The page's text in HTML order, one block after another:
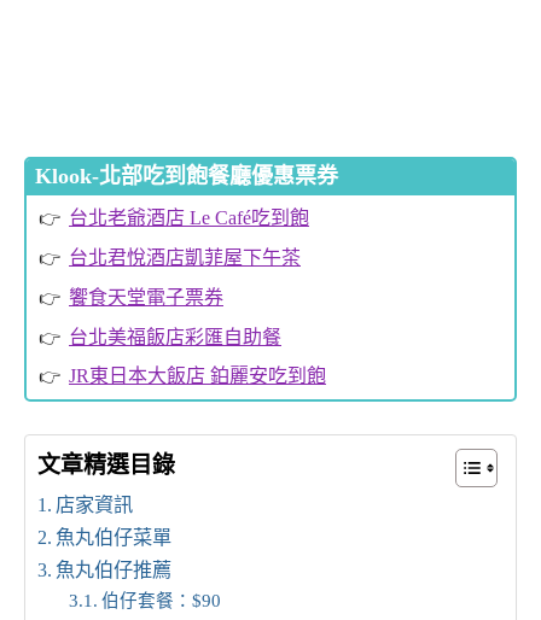
Klook-北部吃到飽餐廳優惠票券
台北老爺酒店 Le Café吃到飽
台北君悅酒店凱菲屋下午茶
饗食天堂電子票券
台北美福飯店彩匯自助餐
JR東日本大飯店 鉑麗安吃到飽
文章精選目錄
店家資訊
魚丸伯仔菜單
魚丸伯仔推薦
伯仔套餐：$90